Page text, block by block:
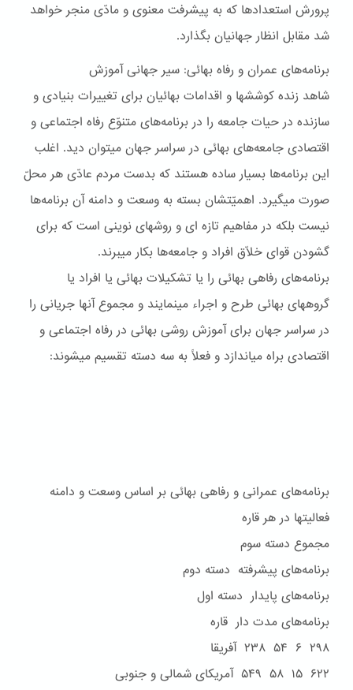
پرورش استعدادها که به پيشرفت معنوی و مادّی منجر خواهد
شد مقابل انظار جهانيان بگذارد.
برنامه‌هاى عمران و رفاه بهائى: سير جهانى آموزش
شاهد زنده کوششها و اقدامات بهائيان برای تغييرات بنيادی و
سازنده در حيات جامعه را در برنامه‌های متنوّع رفاه اجتماعی و
اقتصادی جامعه‌های بهائی در سراسر جهان ميتوان ديد. اغلب
اين برنامه‌ها بسيار ساده هستند که بدست مردم عادّی هر محلّ
صورت ميگيرد. اهميّتشان بسته به وسعت و دامنه آن برنامه‌ها
نيست بلکه در مفاهيم تازه ای و روشهای نوينی است که برای
گشودن قوای خلّاق افراد و جامعه‌ها بکار ميبرند.
برنامه‌های رفاهی بهائی را يا تشکيلات بهائی يا افراد يا
گروههای بهائی طرح و اجراء مينمايند و مجموع آنها جريانی را
در سراسر جهان برای آموزش روشی بهائی در رفاه اجتماعی و
اقتصادی براه مياندازد و فعلاً به سه دسته تقسيم ميشوند:
برنامه‌هاى عمرانى و رفاهى بهائى بر اساس وسعت و دامنه
فعاليتها در هر قاره
مجموع دسته سوم
برنامه‌هاى پيشرفته دسته دوم
برنامه‌هاى پايدار دسته اول
برنامه‌هاى مدت دار قاره
۲۹۸ ۶ ۵۴ ۲۳۸ آفريقا
۶۲۲ ۱۵ ۵۸ ۵۴۹ آمريکاى شمالى و جنوبى